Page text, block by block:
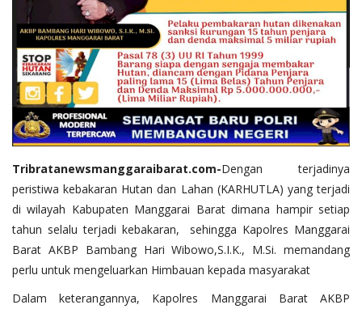
Tribratanewsmanggaraibarat.com-Dengan terjadinya
peristiwa kebakaran Hutan dan Lahan (KARHUTLA) yang terjadi
di wilayah Kabupaten Manggarai Barat dimana hampir setiap
tahun selalu terjadi kebakaran, sehingga Kapolres Manggarai
Barat AKBP Bambang Hari Wibowo,S.I.K., M.Si. memandang
perlu untuk mengeluarkan Himbauan kepada masyarakat
Dalam keterangannya, Kapolres Manggarai Barat AKBP